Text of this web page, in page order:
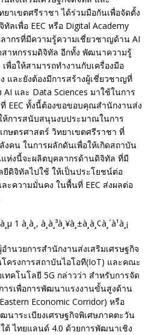
าเขตศรีราชา ได้ร่วมมือกันเพื่อจัดตั้ง
เพื่อ EEC หรือ Digital Academy
ลากรที่มีความรู้ความเชี่ยวชาญด้าน AI
สาหกรรมดิจิทัล อีกทั้ง พัฒนาความรู้
อให้สามารถทำงานกับเครื่องมือ
และยังต้องมีการสร้างผู้เชี่ยวชาญที่
และ Data Sciences มาใช้ในการ
EEC ทั้งนี้ต้องขอขอบคุณสำนักงานส่ง
ห้การสนับสนุนงบประมาณในการ
กษตรศาสตร์ วิทยาเขตศรีราชา ที่
คน ในการผลักดันเพื่อให้เกิดสถาบัน
ห่งนี้จะผลิตบุคลากรด้านดิจิทัล ที่มี
ดิจิทัลไปใช้ ให้เป็นประโยชน์ต่อ
ะความมั่นคง ในพื้นที่ EEC ส่งผลต่อ
นวยการสำนักงานส่งเสริมเศรษฐกิจ
ครงการสถาบันไอโอที(IoT) และคณะ
ทคโนโลยี 5G กล่าวว่า สำหรับการจัด
ารเพื่อการพัฒนาแรงงานขั้นสูงด้าน
Economic Corridor) หรือ
นาระเบียงเศรษฐกิจพิเศษภาคตะวัน
ต้ ไทยแลนด์ 4.0 ด้วยการพัฒนาเชิง